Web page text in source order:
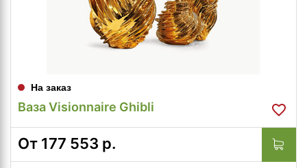
На заказ
Ваза Visionnaire Ghibli
От 177 553 р.